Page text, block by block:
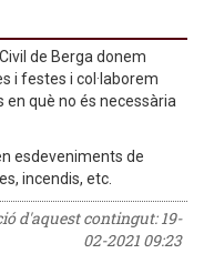
de Berga donem
i festes i col·laborem
què no és necessària
esdeveniments de
incendis, etc.
d'aquest contingut:19-
02-2021 09:23